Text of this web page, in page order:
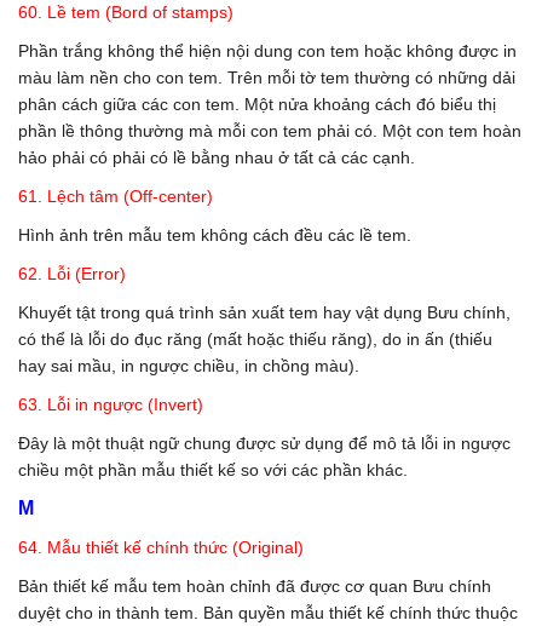
60. Lề tem (Bord of stamps)
Phần trắng không thể hiện nội dung con tem hoặc không được in
màu làm nền cho con tem. Trên mỗi tờ tem thường có những dải
phân cách giữa các con tem. Một nửa khoảng cách đó biểu thị
phần lề thông thường mà mỗi con tem phải có. Một con tem hoàn
hảo phải có phải có lề bằng nhau ở tất cả các cạnh.
61. Lệch tâm (Off-center)
Hình ảnh trên mẫu tem không cách đều các lề tem.
62. Lỗi (Error)
Khuyết tật trong quá trình sản xuất tem hay vật dụng Bưu chính,
có thể là lỗi do đục răng (mất hoặc thiếu răng), do in ấn (thiếu
hay sai mầu, in ngược chiều, in chồng màu).
63. Lỗi in ngược (Invert)
Đây là một thuật ngữ chung được sử dụng để mô tả lỗi in ngược
chiều một phần mẫu thiết kế so với các phần khác.
M
64. Mẫu thiết kế chính thức (Original)
Bản thiết kế mẫu tem hoàn chỉnh đã được cơ quan Bưu chính
duyệt cho in thành tem. Bản quyền mẫu thiết kế chính thức thuộc